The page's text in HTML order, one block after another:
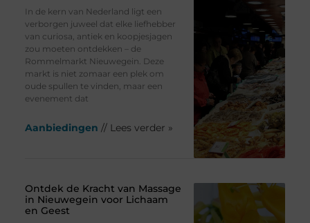
In de kern van Nederland ligt een
verborgen juweel dat elke liefhebber
van curiosa, antiek en koopjesjagen
zou moeten ontdekken – de
Rommelmarkt Nieuwegein. Deze
markt is niet zomaar een plek om
oude spullen te vinden, maar een
evenement dat
Aanbiedingen // Lees verder »
Ontdek de Kracht van Massage
in Nieuwegein voor Lichaam
en Geest